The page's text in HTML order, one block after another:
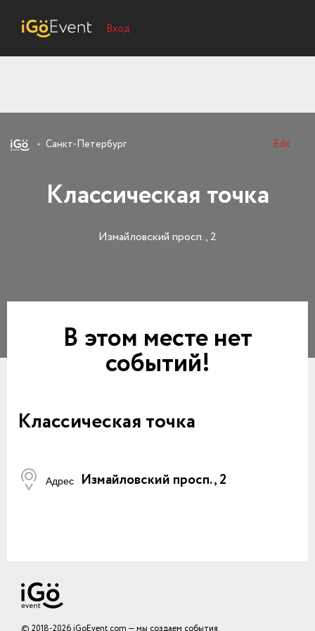
Вход
Санкт-Петербург Edit
Классическая точка
Измайловский просп., 2
В этом месте нет
событий!
Классическая точка
Адрес Измайловский просп., 2
© 2018-2026 iGoEvent.com — мы создаем события.